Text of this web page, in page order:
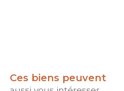
Ces biens peuvent